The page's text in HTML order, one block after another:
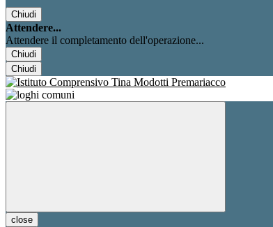
Chiudi
Attendere...
Attendere il completamento dell'operazione...
Chiudi
Chiudi
close